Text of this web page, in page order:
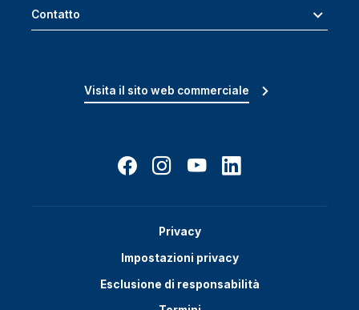
Contatto
Visita il sito web commerciale
Privacy
Impostazioni privacy
Esclusione di responsabilità